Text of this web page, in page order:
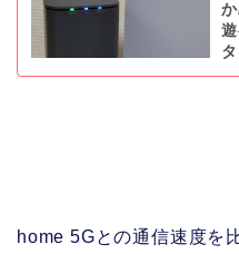
home 5Gとの通信速度を